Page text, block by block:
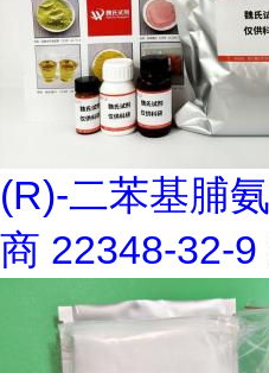
(R)-二苯基脯
商 22348-32-